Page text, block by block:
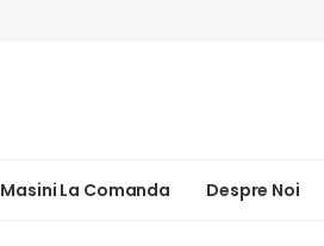
Masini La Comanda Despre Noi